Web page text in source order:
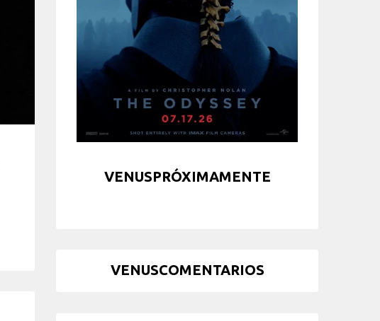
VENUSPRÓXIMAMENTE
VENUSCOMENTARIOS